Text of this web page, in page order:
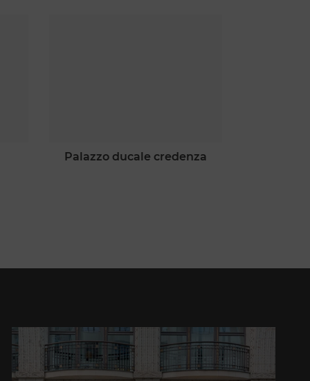
palazzo ducale credenza